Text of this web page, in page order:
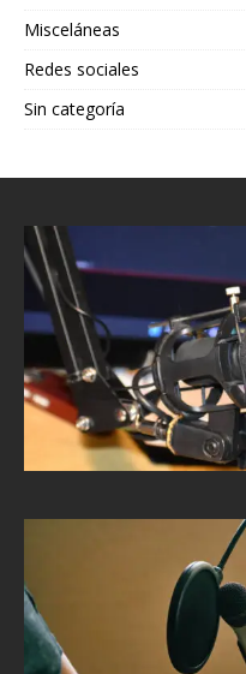
Misceláneas
Redes sociales
Sin categoría